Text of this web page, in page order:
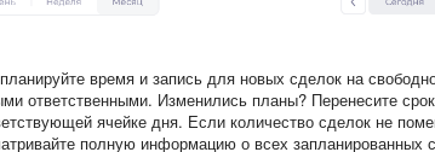
время и запись для новых сделок на
ответственными. Изменились планы? Перенесите срок
ячейке дня. Если количество сделок не
полную информацию о всех запланированных